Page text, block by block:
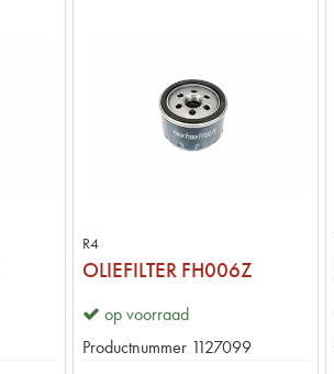
R4
OLIEFILTER FH006Z
op voorraad
Productnummer 1127099